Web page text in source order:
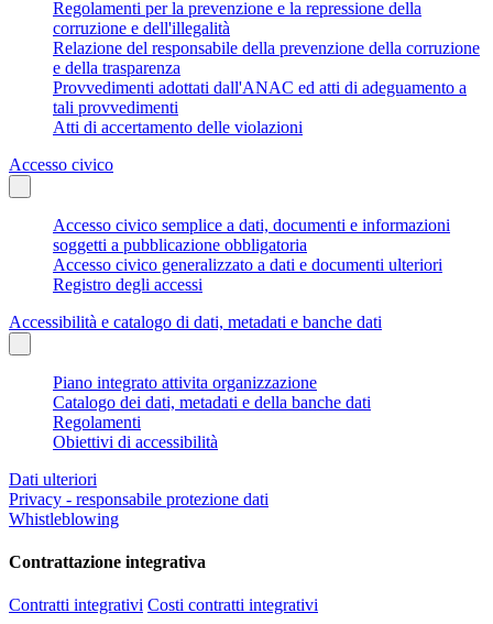
Regolamenti per la prevenzione e la repressione della
corruzione e dell'illegalità
Relazione del responsabile della prevenzione della corruzione
e della trasparenza
Provvedimenti adottati dall'ANAC ed atti di adeguamento a
tali provvedimenti
Atti di accertamento delle violazioni
Accesso civico
Accesso civico semplice a dati, documenti e informazioni
soggetti a pubblicazione obbligatoria
Accesso civico generalizzato a dati e documenti ulteriori
Registro degli accessi
Accessibilità e catalogo di dati, metadati e banche dati
Piano integrato attivita organizzazione
Catalogo dei dati, metadati e della banche dati
Regolamenti
Obiettivi di accessibilità
Dati ulteriori
Privacy - responsabile protezione dati
Whistleblowing
Contrattazione integrativa
Contratti integrativi Costi contratti integrativi